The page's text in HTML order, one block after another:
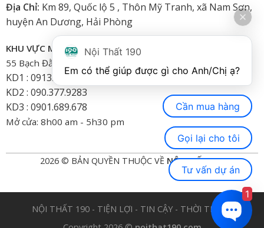
Địa Chỉ: Km 89, Quốc lộ 5 , Thôn Mỹ Tranh, xã Nam Sơn,
huyện An Dương, Hải Phòng
KHU VỰC MIỀN NAM
55 Bạch Đằng, Phường 15, Bình Thạnh-HCM
KD1 : 0913.922.926
KD2 : 090.377.9283
KD3 : 0901.689.678
Mở cửa: 8h00 am - 5h30 pm
2026 © BẢN QUYỀN THUỘC VỀ NỘI THẤT 190
NỘI THẤT 190 - TIỆN LỢI - TIN CẬY - THỜI TRANG
Nội Thất 190
Cần mua hàng
Gọi lại cho tôi
Tư vấn dự án
1